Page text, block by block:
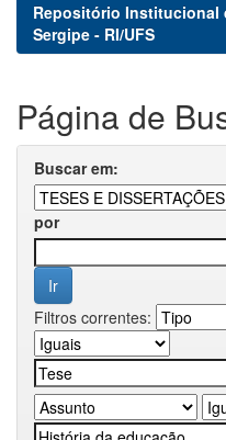
Repositório Institucional
Sergipe - RI/UFS
Página de
Buscar em:
por
Filtros correntes: